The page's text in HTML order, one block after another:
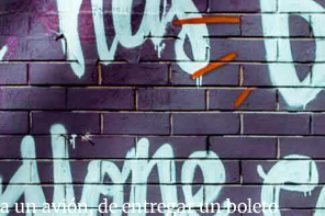
un avión, de entregar un boleto